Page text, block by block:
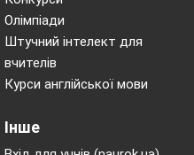
Олімпіади
Штучний інтелект для
вчителів
Курси англійської мови
Інше